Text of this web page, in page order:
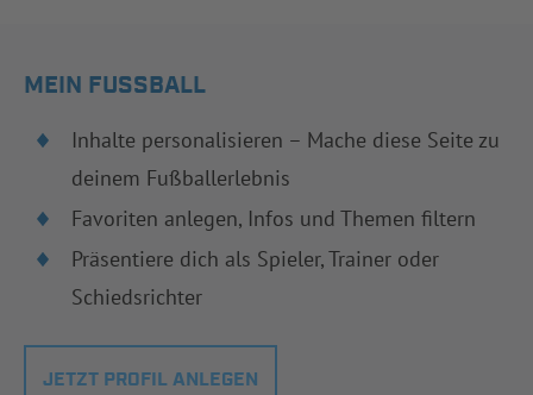
MEIN FUSSBALL
Inhalte personalisieren – Mache diese Seite zu
deinem Fußballerlebnis
Favoriten anlegen, Infos und Themen filtern
Präsentiere dich als Spieler, Trainer oder
Schiedsrichter
JETZT PROFIL ANLEGEN